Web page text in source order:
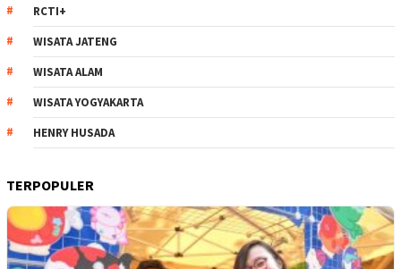
RCTI+
WISATA JATENG
WISATA ALAM
WISATA YOGYAKARTA
HENRY HUSADA
TERPOPULER